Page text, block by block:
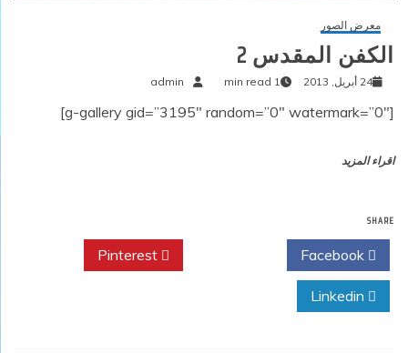
معرض الصور
الكفن المقدس 2
24 أبريل, 2013 1 min read
admin
[g-gallery gid=”3195″ random=”0″ watermark=”0″]
اقراء المزيد
SHARE